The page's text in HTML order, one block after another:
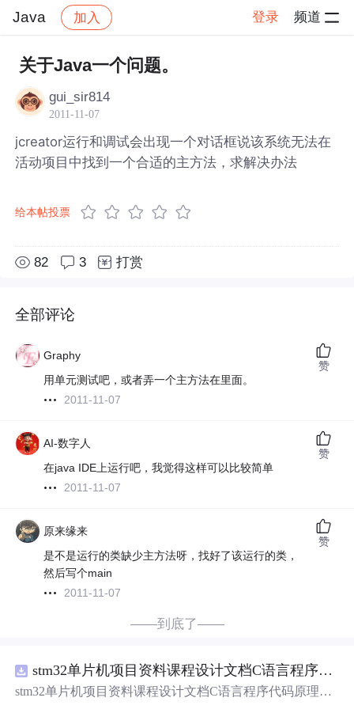
Java 加入 登录 频道
社区 帖子详情
关于Java一个问题。
gui_sir814
2011-11-07
jcreator运行和调试会出现一个对话框说该系统无法在
活动项目中找到一个合适的主方法，求解决办法
给本帖投票
82 3 打赏
全部评论
Graphy
用单元测试吧，或者弄一个主方法在里面。
2011-11-07
赞
AI-数字人
在java IDE上运行吧，我觉得这样可以比较简单
2011-11-07
赞
原来缘来
是不是运行的类缺少主方法呀，找好了该运行的类，
然后写个main
2011-11-07
赞
——到底了——
stm32单片机项目资料课程设计文档C语言程序代码原理图电路PCB实例用单片机制作多路输入电压表
stm32单片机项目资料课程设计文档C语言程序代码原理图